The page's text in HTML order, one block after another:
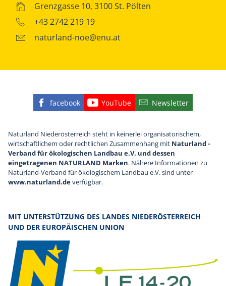
Grenzgasse 10, 3100 St. Pölten
+43 2742 219 19
naturland-noe@enu.at
Finden Sie die eNu auf Facebook
facebook Besuchen Sie den
YouTube Abonnieren Sie
Newsletter
Naturland Niederösterreich steht in keinerlei organisatorischem,
wirtschaftlichem oder rechtlichen Zusammenhang mit Naturland -
Verband für ökologischen Landbau e.V. und dessen
eingetragenen NATURLAND Marken. Nähere Informationen zu
Naturland-Verband für ökologischem Landbau e.V. sind unter
www.naturland.deverfügbar.
MIT UNTERSTÜTZUNG DES LANDES NIEDERÖSTERREICH
UND DER EUROPÄISCHEN UNION